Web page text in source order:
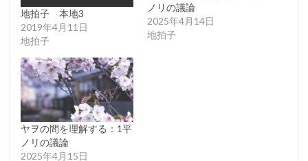
地拍子 本地3
2019年4月11日
地拍子
ノリの議論
2025年4月14日
地拍子
ヤヲの間を理解する：1平
ノリの議論
2025年4月15日